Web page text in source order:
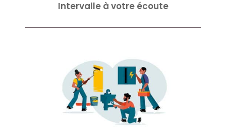
Intervalle à votre écoute